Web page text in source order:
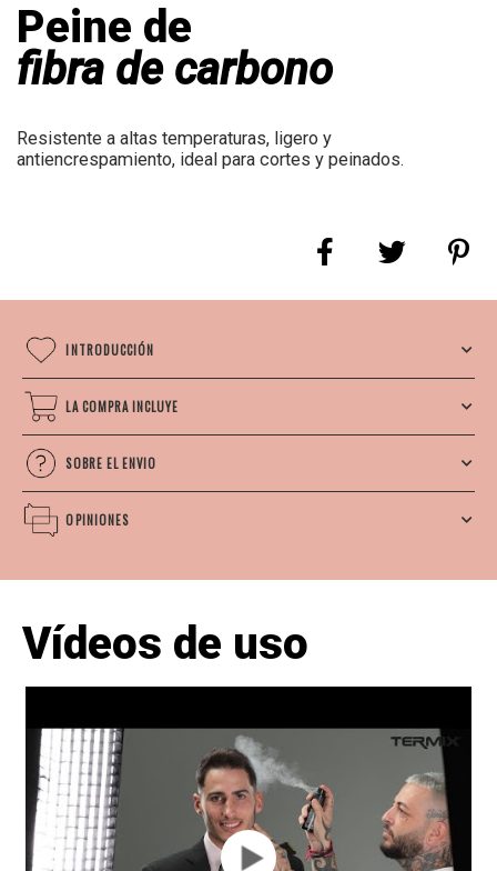
Peine de
fibra de carbono
Resistente a altas temperaturas, ligero y
antiencrespamiento, ideal para cortes y peinados.
INTRODUCCIÓN
LA COMPRA INCLUYE
SOBRE EL ENVIO
OPINIONES
Vídeos de uso